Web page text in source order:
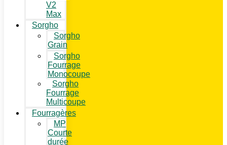
V2
Max
Sorgho
Sorgho
Grain
Sorgho
Fourrage
Monocoupe
Sorgho
Fourrage
Multicoupe
Fourragères
MP
Courte
durée